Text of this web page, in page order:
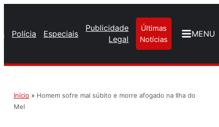
Polícia Especiais
Publicidade
Legal
Últimas
Notícias
MENU
Início » Homem sofre mal súbito e morre afogado na Ilha do
Mel